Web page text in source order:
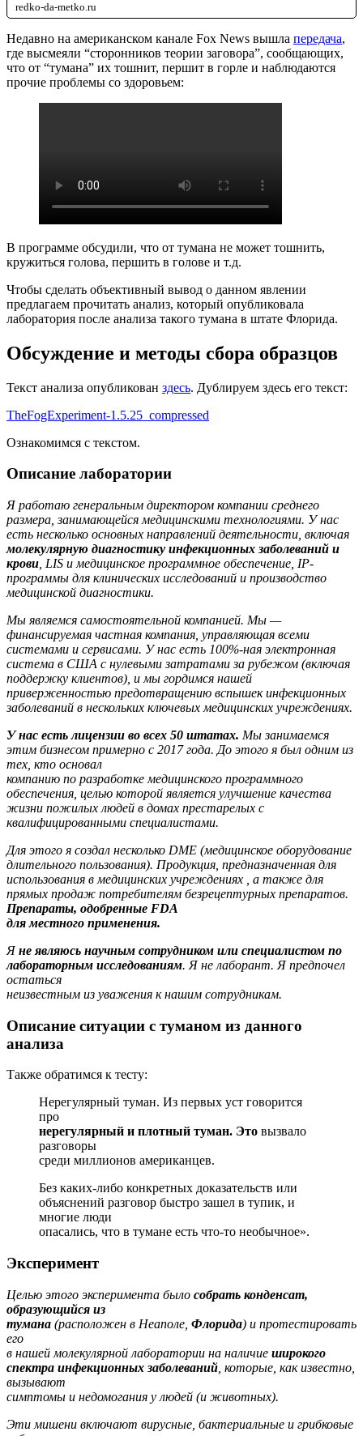
redko-da-metko.ru
Недавно на американском канале Fox News вышла передача,
где высмеяли “сторонников теории заговора”, сообщающих,
что от “тумана” их тошнит, першит в горле и наблюдаются
прочие проблемы со здоровьем:
В программе обсудили, что от тумана не может тошнить,
кружиться голова, першить в голове и т.д.
Чтобы сделать объективный вывод о данном явлении
предлагаем прочитать анализ, который опубликовала
лаборатория после анализа такого тумана в штате Флорида.
Обсуждение и методы сбора образцов
Текст анализа опубликован здесь. Дублируем здесь его текст:
TheFogExperiment-1.5.25_compressed
Ознакомимся с текстом.
Описание лаборатории
Я работаю генеральным директором компании среднего
размера, занимающейся медицинскими технологиями. У нас
есть несколько основных направлений деятельности, включая
молекулярную диагностику инфекционных заболеваний и
крови , LIS и медицинское программное обеспечение, IP-
программы для клинических исследований и производство
медицинской диагностики.
Мы являемся самостоятельной компанией. Мы —
финансируемая частная компания, управляющая всеми
системами и сервисами. У нас есть 100%-ная электронная
система в США с нулевымизатратами за рубежом (включая
поддержку клиентов), и мы гордимся нашей
приверженностью предотвращению вспышек инфекционных
заболеваний в нескольких ключевых медицинских учреждениях.
У нас есть лицензии во всех 50 штатах. Мы занимаемся
этим бизнесом примерно с 2017 года. До этого я был одним из
тех, кто основал
компанию по разработке медицинского программного
обеспечения, целью которой является улучшение качества
жизни пожилых людей в домах престарелых с
квалифицированными специалистами.
Для этого я создал несколько DME (медицинское оборудование
длительного пользования). Продукция, предназначенная для
использования в медицинских учреждениях , а также для
прямых продаж потребителям безрецептурных препаратов.
Препараты, одобренные FDA
для местного применения.
Я не являюсь научным сотрудником или специалистом по
лабораторным исследованиям. Я не лаборант. Я предпочел
остаться
неизвестным из уважения к нашим сотрудникам.
Описание ситуации с туманом из данного
анализа
Также обратимся к тесту:
Нерегулярный туман. Из первых уст говорится
про
нерегулярный и плотный туман. Это вызвало
разговоры
среди миллионов американцев.
Без каких-либо конкретных доказательств или
объяснений разговор быстро зашел в тупик, и
многие люди
опасались, что в тумане есть что-то необычное».
Эксперимент
Целью этого эксперимента было собрать конденсат,
образующийся из
тумана (расположен в Неаполе, Флорида) и протестировать
его
в нашей молекулярной лаборатории на наличие широкого
спектра инфекционных заболеваний , которые, как известно,
вызывают
симптомы и недомогания у людей (и животных).
Эти мишени включают вирусные, бактериальные и грибковые